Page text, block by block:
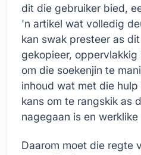
dit die gebruiker bied,
'n artikel wat volledig
kan swak presteer as
gekopieer,
om die soekenjin te
inhoud wat met die
kans om te rangskik as
nagegaan is en
Daarom moet die regte